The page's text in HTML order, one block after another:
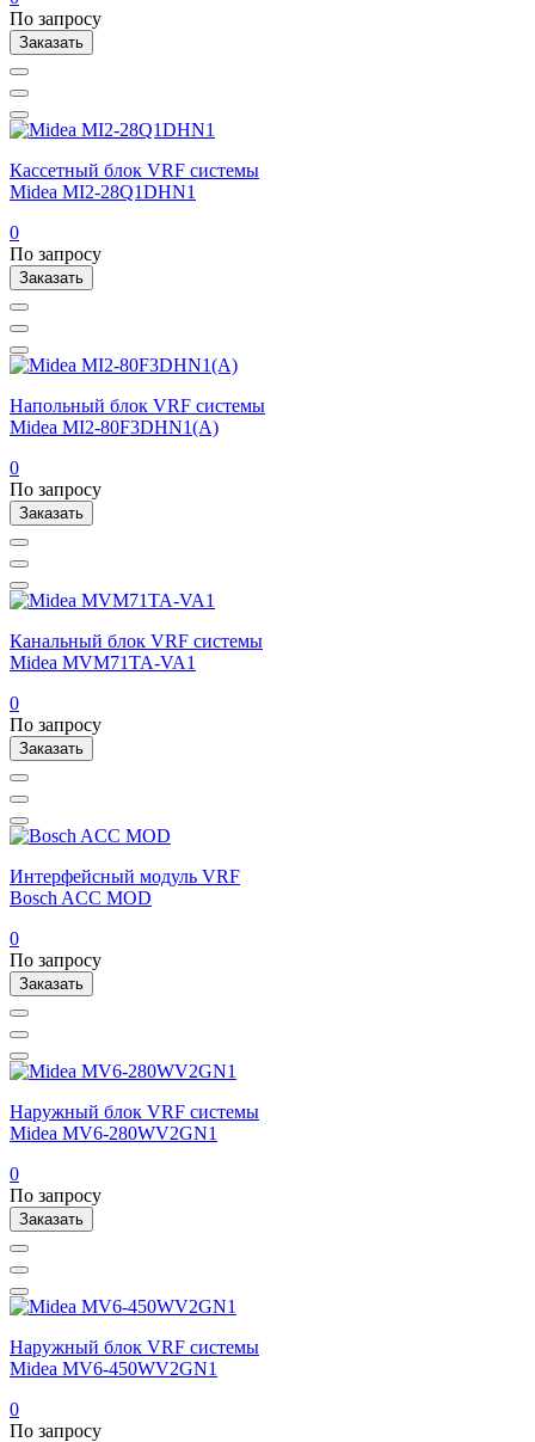
По запросу
Заказать
Кассетный блок VRF системы
Midea MI2-28Q1DHN1
0
По запросу
Заказать
Напольный блок VRF системы
Midea MI2-80F3DHN1(A)
0
По запросу
Заказать
Канальный блок VRF системы
Midea MVM71TA-VA1
0
По запросу
Заказать
Интерфейсный модуль VRF
Bosch ACC MOD
0
По запросу
Заказать
Наружный блок VRF системы
Midea MV6-280WV2GN1
0
По запросу
Заказать
Наружный блок VRF системы
Midea MV6-450WV2GN1
0
По запросу